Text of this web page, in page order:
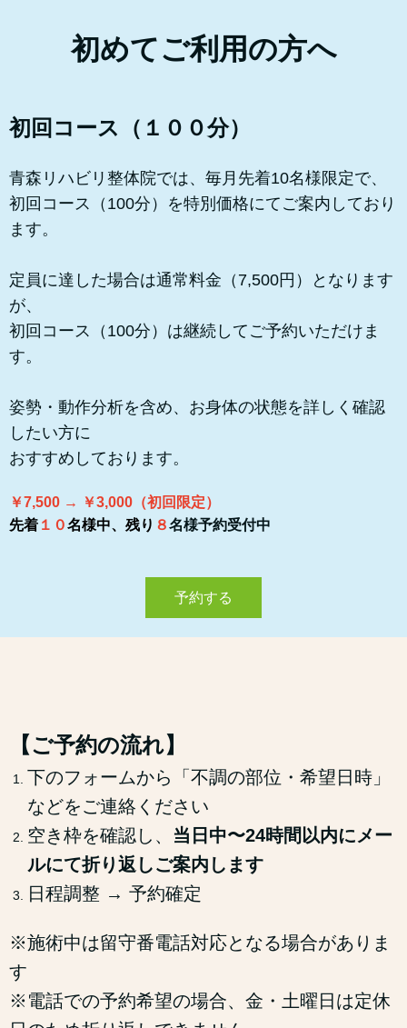
初めてご利用の方へ
初回コース（１００分）
青森リハビリ整体院では、 毎月先着10名様限定で、
初回コース（100分）を特別価格にてご案内しており
ます。
定員に達した場合は通常料金（7,500円）となります
が、
初回コース（100分）は継続してご予約いただけま
す。
姿勢・動作分析を含め、お身体の状態を詳しく確認
したい方に
おすすめしております。
￥7,500 → ￥3,000（初回限定）
先着 １０名様中、残り ８名様予約受付中
予約する
【ご予約の流れ】
下のフォームから「不調の部位・希望日時」
などをご連絡ください
空き枠を確認し、 当日中〜24時間以内にメー
ルにて折り返しご案内します
日程調整 → 予約確定
※施術中は留守番電話対応となる場合がありま
す
※電話での予約希望の場合、金・土曜日は定休